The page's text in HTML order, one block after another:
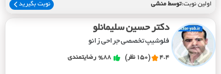
اولین نوبت:توسط منشی نوبت بگیرید
دکتر حسین سلیمانلو
فلوشیپ تخصصی جراحی زانو
4.4 (150 نظر) %88 رضایتمندی